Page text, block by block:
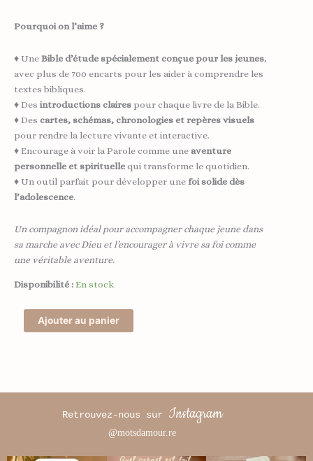
Pourquoi on l’aime ?
♦ Une Bible d’étude spécialement conçue pour les jeunes,
avec plus de 700 encarts pour les aider à comprendre les
textes bibliques.
♦ Desintroductions claires pour chaque livre de la Bible.
♦ Des cartes, schémas, chronologies et repères visuels
pour rendre la lecture vivante et interactive.
♦ Encourage à voir la Parole comme une aventure
personnelle et spirituelle qui transforme le quotidien.
♦ Un outil parfait pour développer une foi solide dès
l’adolescence.
Un compagnon idéal pour accompagner chaque jeune dans
sa marche avec Dieu et l’encourager à vivre sa foi comme
une véritable aventure.
Disponibilité : En stock
Ajouter au panier
Retrouvez-nous sur Instagram
@motsdamour.re